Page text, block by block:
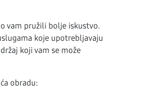
vam pružili bolje iskustvo.
koje upotrebljavaju
koji vam se može
obradu: